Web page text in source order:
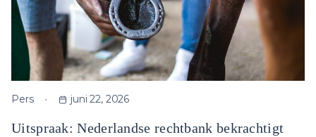
Pers juni 22, 2026
Uitspraak: Nederlandse rechtbank bekrachtigt